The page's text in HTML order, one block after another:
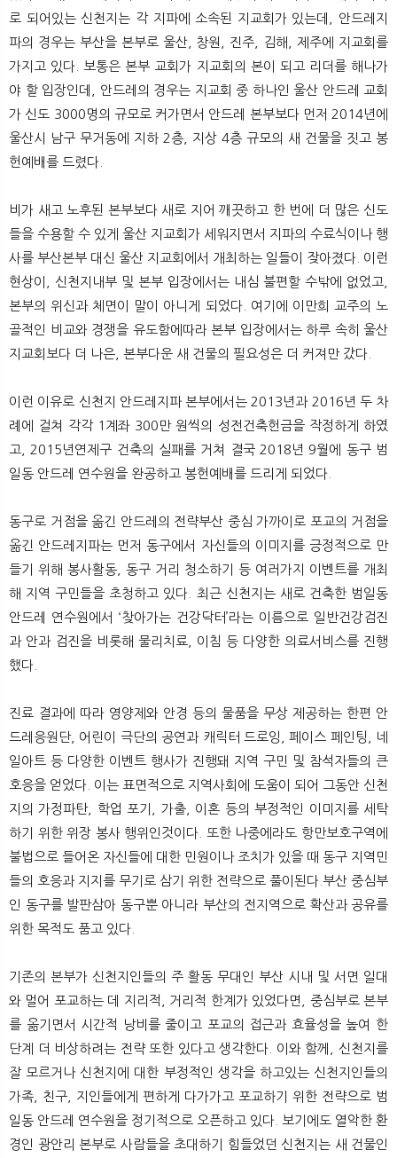
로 되어있는 신천지는 각 지파에 소속된 지교회가 있는데, 안드레지
파의 경우는 부산을 본부로 울산, 창원, 진주, 김해, 제주에 지교회를
가지고 있다. 보통은 본부 교회가 지교회의 본이 되고 리더를 해나가
야 할 입장인데, 안드레의 경우는 지교회 중 하나인 울산 안드레 교회
가 신도 3000명의 규모로 커가면서 안드레 본부보다 먼저 2014년에
울산시 남구 무거동에 지하 2층, 지상 4층 규모의 새 건물을 짓고 봉
헌예배를 드렸다.
비가 새고 노후된 본부보다 새로 지어 깨끗하고 한 번에 더 많은 신도
들을 수용할 수 있게 울산 지교회가 세워지면서 지파의 수료식이나 행
사를 부산본부 대신 울산 지교회에서 개최하는 일들이 잦아졌다. 이런
현상이, 신천지내부 및 본부 입장에서는 내심 불편할 수밖에 없었고,
본부의 위신과 체면이 말이 아니게 되었다. 여기에 이만희 교주의 노
골적인 비교와 경쟁을 유도함에따라 본부 입장에서는 하루 속히 울산
지교회보다 더 나은, 본부다운 새 건물의 필요성은 더 커져만 갔다.
이런 이유로 신천지 안드레지파 본부에서는 2013년과 2016년 두 차
례에 걸쳐 각각 1계좌 300만 원씩의 성전건축헌금을 작정하게 하였
고, 2015년연제구 건축의 실패를 거쳐 결국 2018년 9월에 동구 범
일동 안드레 연수원을 완공하고 봉헌예배를 드리게 되었다.
동구로 거점을 옮긴 안드레의 전략부산 중심 가까이로 포교의 거점을
옮긴 안드레지파는 먼저 동구에서 자신들의 이미지를 긍정적으로 만
들기 위해 봉사활동, 동구 거리 청소하기 등 여러가지 이벤트를 개최
해 지역 구민들을 초청하고 있다. 최근 신천지는 새로 건축한 범일동
안드레 연수원에서 ‘찾아가는 건강닥터’라는 이름으로 일반건강검진
과 안과 검진을 비롯해 물리치료, 이침 등 다양한 의료서비스를 진행
했다.
진료 결과에 따라 영양제와 안경 등의 물품을 무상 제공하는 한편 안
드레응원단, 어린이 극단의 공연과 캐릭터 드로잉, 페이스 페인팅, 네
일아트 등 다양한 이벤트 행사가 진행돼 지역 구민 및 참석자들의 큰
호응을 얻었다. 이는 표면적으로 지역사회에 도움이 되어 그동안 신천
지의 가정파탄, 학업 포기, 가출, 이혼 등의 부정적인 이미지를 세탁
하기 위한 위장 봉사 행위인것이다. 또한 나중에라도 항만보호구역에
불법으로 들어온 자신들에 대한 민원이나 조치가 있을 때 동구 지역민
들의 호응과 지지를 무기로 삼기 위한 전략으로 풀이된다.부산 중심부
인 동구를 발판삼아 동구뿐 아니라 부산의 전지역으로 확산과 공유를
위한 목적도 품고 있다.
기존의 본부가 신천지인들의 주 활동 무대인 부산 시내 및 서면 일대
와 멀어 포교하는 데 지리적, 거리적 한계가 있었다면, 중심부로 본부
를 옮기면서 시간적 낭비를 줄이고 포교의 접근과 효율성을 높여 한
단계 더 비상하려는 전략 또한 있다고 생각한다. 이와 함께, 신천지를
잘 모르거나 신천지에 대한 부정적인 생각을 하고있는 신천지인들의
가족, 친구, 지인들에게 편하게 다가가고 포교하기 위한 전략으로 범
일동 안드레 연수원을 정기적으로 오픈하고 있다. 보기에도 열악한 환
경인 광안리 본부로 사람들을 초대하기 힘들었던 신천지는 새 건물인